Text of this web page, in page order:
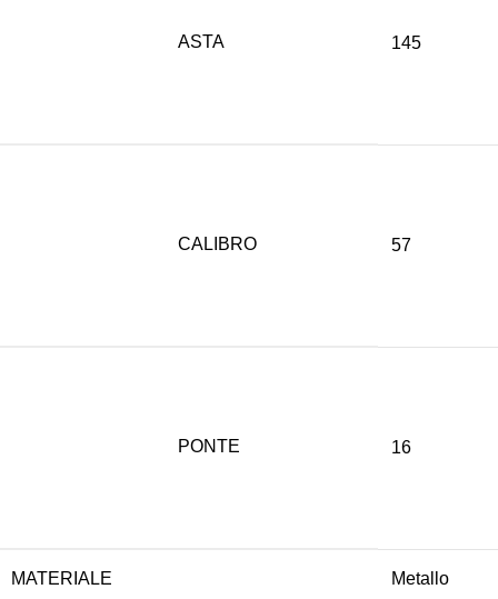
ASTA 145
CALIBRO 57
PONTE 16
MATERIALE Metallo